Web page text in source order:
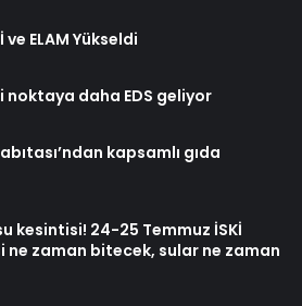
ve ELAM Yükseldi
noktaya daha EDS geliyor
kapsamlı gıda
kesintisi! 24-25 Temmuz İSKİ
ne zaman bitecek, sular ne zaman